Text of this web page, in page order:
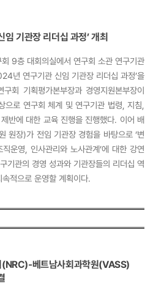
기관장 리더십 과정’ 개최
9층 대회의실에서 연구회 소관 연구기관
년 연구기관 신임 기관장 리더십 과정’을
회 기획평가본부장과 경영지원본부장이
으로 연구회 체계 및 연구기관 법령, 지침,
반에 대한 교육 진행을 진행했다. 이어 배
원장)가 전임 기관장 경험을 바탕으로 ‘변
운영, 인사관리와 노사관계’에 대한 강연
기관의 경영 성과와 기관장들의 리더십 역
적으로 운영할 계획이다.
(NRC)-베트남사회과학원(VASS)